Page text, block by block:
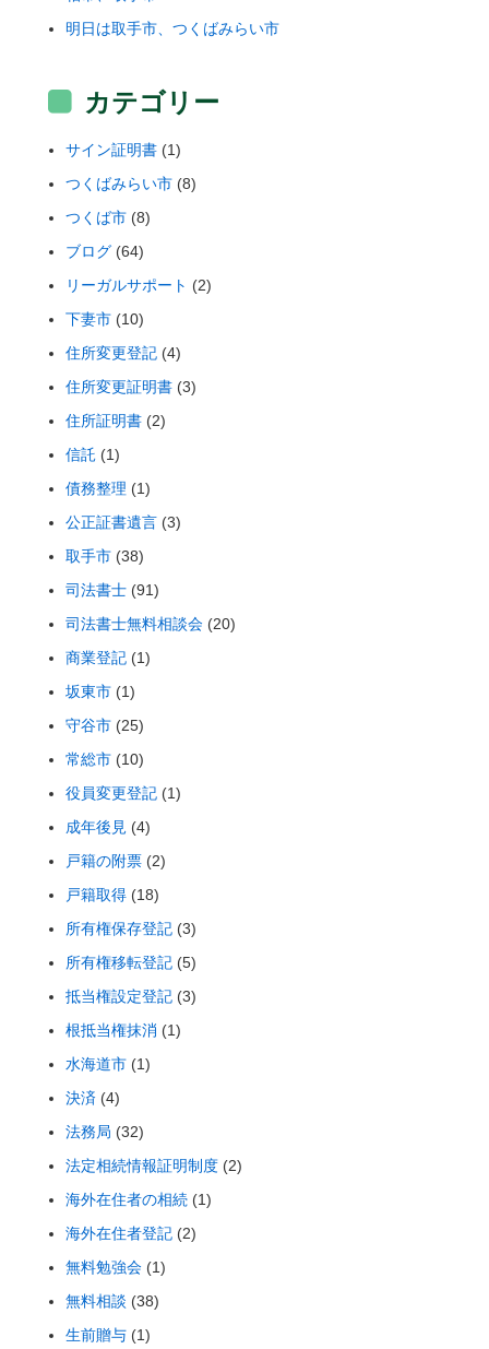
明日は取手市、つくばみらい市
カテゴリー
サイン証明書 (1)
つくばみらい市 (8)
つくば市 (8)
ブログ (64)
リーガルサポート (2)
下妻市 (10)
住所変更登記 (4)
住所変更証明書 (3)
住所証明書 (2)
信託 (1)
債務整理 (1)
公正証書遺言 (3)
取手市 (38)
司法書士 (91)
司法書士無料相談会 (20)
商業登記 (1)
坂東市 (1)
守谷市 (25)
常総市 (10)
役員変更登記 (1)
成年後見 (4)
戸籍の附票 (2)
戸籍取得 (18)
所有権保存登記 (3)
所有権移転登記 (5)
抵当権設定登記 (3)
根抵当権抹消 (1)
水海道市 (1)
決済 (4)
法務局 (32)
法定相続情報証明制度 (2)
海外在住者の相続 (1)
海外在住者登記 (2)
無料勉強会 (1)
無料相談 (38)
生前贈与 (1)